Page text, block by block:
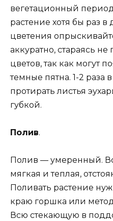
вегетационный
растение хотя бы раз
цветения
аккуратно, стараясь
цветов, так как могут
темные пятна. 1-2
протирать листья
губкой.
Полив.
Полив — умеренный.
мягкая и теплая,
Поливать растение
краю горшка или
Всю стекающую в